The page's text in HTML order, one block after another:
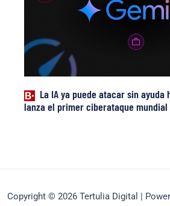
La IA ya puede atacar sin ayuda
lanza el primer ciberataque mundial
Copyright © 2026 Tertulia Digital |